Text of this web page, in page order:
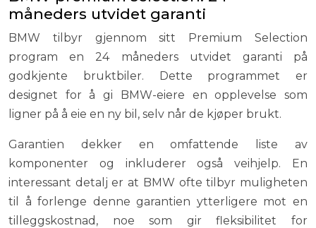
måneders utvidet garanti
BMW tilbyr gjennom sitt Premium Selection
program en 24 måneders utvidet garanti på
godkjente bruktbiler. Dette programmet er
designet for å gi BMW-eiere en opplevelse som
ligner på å eie en ny bil, selv når de kjøper brukt.
Garantien dekker en omfattende liste av
komponenter og inkluderer også veihjelp. En
interessant detalj er at BMW ofte tilbyr muligheten
til å forlenge denne garantien ytterligere mot en
tilleggskostnad, noe som gir fleksibilitet for